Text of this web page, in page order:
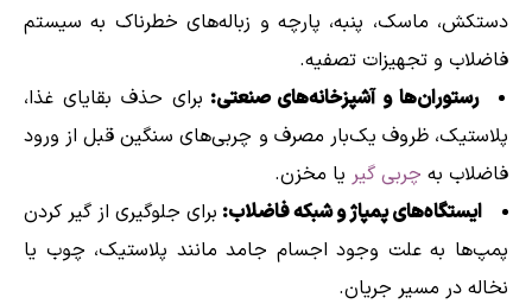
دستکش، ماسک، پنبه، پارچه و زباله‌های خطرناک به سیستم
فاضلاب و تجهیزات تصفیه.
رستوران‌ها و آشپزخانه‌های صنعتی: برای حذف بقایای غذا،
پلاستیک، ظروف یک‌بار مصرف و چربی‌های سنگین قبل از ورود
فاضلاب به چربی گیر یا مخزن.
ایستگاه‌های پمپاژ و شبکه فاضلاب: برای جلوگیری از گیر کردن
پمپ‌ها به علت وجود اجسام جامد مانند پلاستیک، چوب یا
نخاله در مسیر جریان.